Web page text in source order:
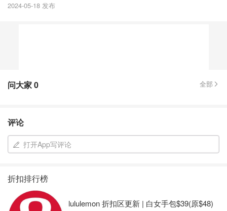
2024-05-18 发布
问大家0 全部
评论
打开App写评论
折扣排行榜
lululemon 折扣区更新 | 白女手包$39(原$48)